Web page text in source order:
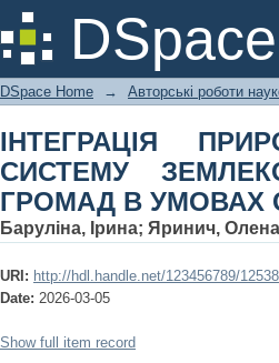
ІНТЕГРАЦІЯ
РОЗВИТКУ
DSpace Home → Авторські роботи
ІНТЕГРАЦІЯ
СИСТЕМУ
ГРОМАД В УМОВАХ
Баруліна, Ірина; Яринич, Олена
URI: http://hdl.handle.net/123456789/12538
Date: 2026-03-05
Show full item record